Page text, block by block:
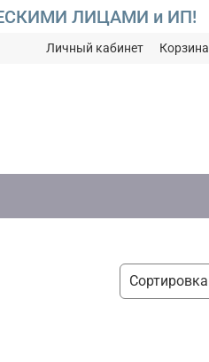
ЛИЦАМИ и ИП!
Личный кабинет Корзина